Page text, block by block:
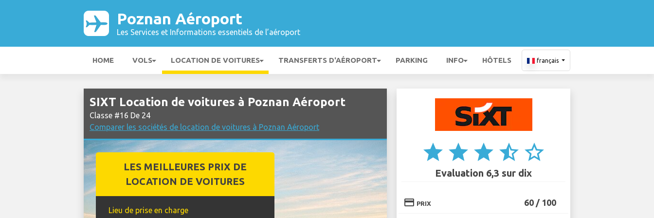
Poznan Aéroport
Les Services et Informations essentiels de l’aéroport
HOME VOLS LOCATION DE VOITURES TRANSFERTS D'AÉROPORT PARKING INFO HÔTELS français
SIXT Location de voitures à Poznan Aéroport
Classe #16 De 24
Comparer les sociétés de location de voitures à Poznan Aéroport
LES MEILLEURES PRIX DE
LOCATION DE VOITURES
Lieu de prise en charge
star star star star_half star_border
Evaluation 6,3 sur dix
credit_card PRIX 60 / 100